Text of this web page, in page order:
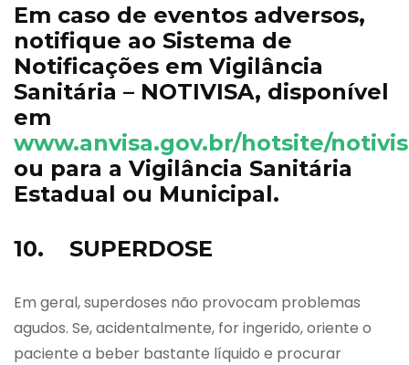
Em caso de eventos adversos,
notifique ao Sistema de
Notificações em Vigilância
Sanitária – NOTIVISA, disponível
em
www.anvisa.gov.br/hotsite/
ou para a Vigilância Sanitária
Estadual ou Municipal.
10. SUPERDOSE
Em geral, superdoses não provocam problemas
agudos. Se, acidentalmente, for ingerido, oriente o
paciente a beber bastante líquido e procurar